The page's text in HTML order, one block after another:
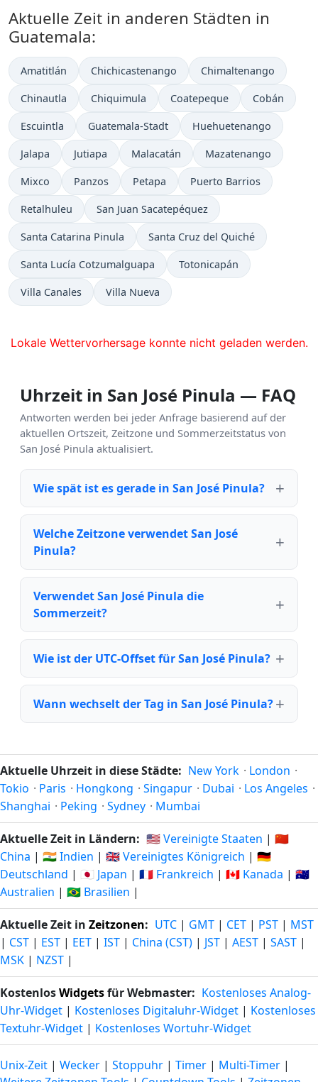
Aktuelle Zeit in anderen Städten in
Guatemala:
Amatitlán Chichicastenango Chimaltenango
Chinautla Chiquimula Coatepeque Cobán
Escuintla Guatemala-Stadt Huehuetenango
Jalapa Jutiapa Malacatán Mazatenango
Mixco Panzos Petapa Puerto Barrios
Retalhuleu San Juan Sacatepéquez
Santa Catarina Pinula Santa Cruz del Quiché
Santa Lucía Cotzumalguapa Totonicapán
Villa Canales Villa Nueva
Lokale Wettervorhersage konnte nicht geladen werden.
Uhrzeit in San José Pinula — FAQ
Antworten werden bei jeder Anfrage basierend auf der
aktuellen Ortszeit, Zeitzone und Sommerzeitstatus von
San José Pinula aktualisiert.
Wie spät ist es gerade in San José Pinula?
Welche Zeitzone verwendet San José
Pinula?
Verwendet San José Pinula die
Sommerzeit?
Wie ist der UTC-Offset für San José Pinula?
Wann wechselt der Tag in San José Pinula?
Aktuelle Uhrzeit in diese Städte: New York · London ·
Tokio · Paris · Hongkong · Singapur · Dubai · Los Angeles ·
Shanghai · Peking · Sydney · Mumbai
Aktuelle Zeit in Ländern: 🇺🇸 Vereinigte Staaten | 🇨🇳
China | 🇮🇳 Indien | 🇬🇧 Vereinigtes Königreich | 🇩🇪
Deutschland | 🇯🇵 Japan | 🇫🇷 Frankreich | 🇨🇦 Kanada | 🇦🇺
Australien | 🇧🇷 Brasilien |
Aktuelle Zeit in Zeitzonen: UTC | GMT | CET | PST | MST
| CST | EST | EET | IST | China (CST) | JST | AEST | SAST |
MSK | NZST |
KostenlosWidgetsfür Webmaster: Kostenloses Analog-
Uhr-Widget | Kostenloses Digitaluhr-Widget | Kostenloses
Textuhr-Widget | Kostenloses Wortuhr-Widget
Unix-Zeit | Wecker | Stoppuhr | Timer | Multi-Timer |